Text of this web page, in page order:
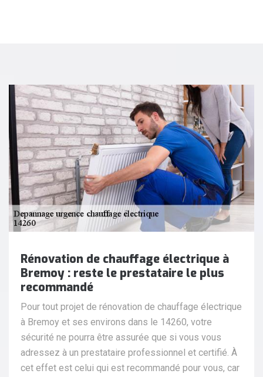
Rénovation de chauffage électrique à
Bremoy : reste le prestataire le plus
recommandé
Pour tout projet de rénovation de chauffage électrique
à Bremoy et ses environs dans le 14260, votre
sécurité ne pourra être assurée que si vous vous
adressez à un prestataire professionnel et certifié. À
cet effet est celui qui est recommandé pour vous, car